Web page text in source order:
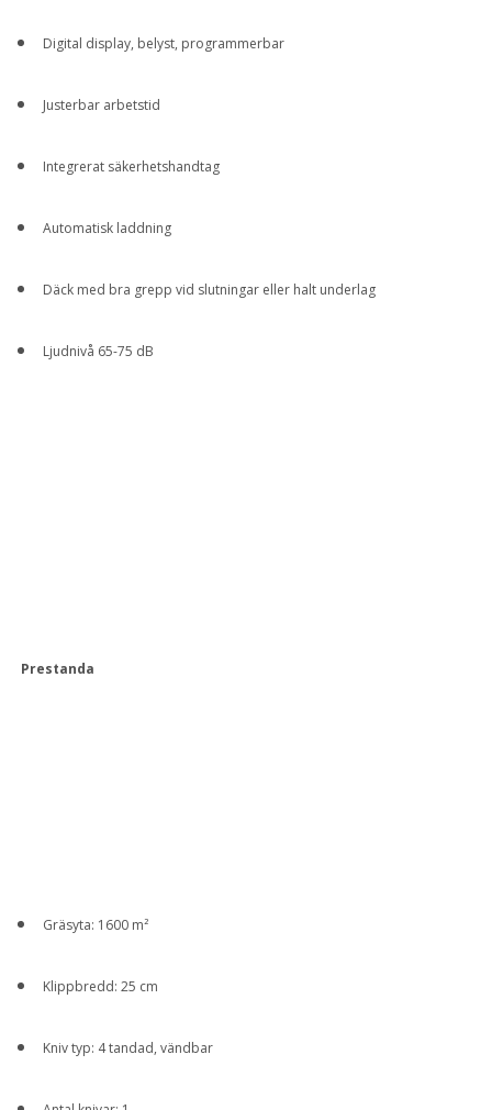
Digital display, belyst, programmerbar
Justerbar arbetstid
Integrerat säkerhetshandtag
Automatisk laddning
Däck med bra grepp vid slutningar eller halt underlag
Ljudnivå 65-75 dB
Prestanda
Gräsyta: 1600 m²
Klippbredd: 25 cm
Kniv typ: 4 tandad, vändbar